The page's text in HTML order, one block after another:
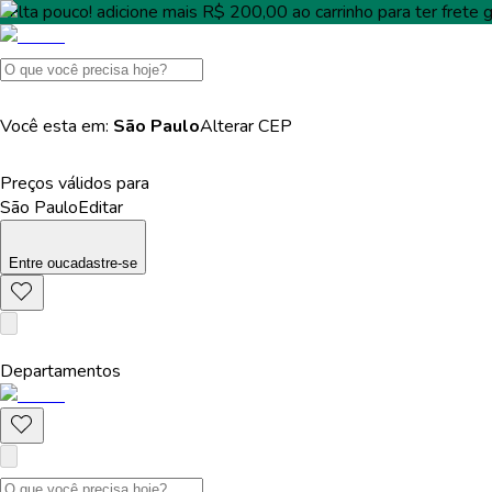
Falta pouco! adicione mais R$ 200,00 ao carrinho para terfrete
Você esta em: São PauloAlterarCEP
Preços válidos para
São PauloEditar
Entre oucadastre-se
Departamentos